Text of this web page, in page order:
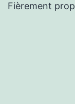
Fièrement